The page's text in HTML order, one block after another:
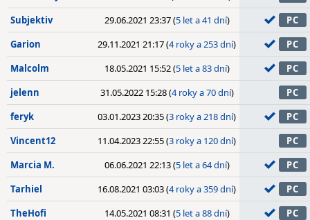
Subjektiv
29.06.2021 23:37 (5 let a 41 dní)
PC
Garion
29.11.2021 21:17 (4 roky a 253 dní)
PC
Malcolm
18.05.2021 15:52 (5 let a 83 dní)
PC
jelenn
31.05.2022 15:28 (4 roky a 70 dní)
PC
feryk
03.01.2023 20:35 (3 roky a 218 dní)
PC
Vincent12
11.04.2023 22:55 (3 roky a 120 dní)
PC
Marcia M.
06.06.2021 22:13 (5 let a 64 dní)
PC
Tarhiel
16.08.2021 03:03 (4 roky a 359 dní)
PC
TheHofi
14.05.2021 08:31 (5 let a 88 dní)
PC